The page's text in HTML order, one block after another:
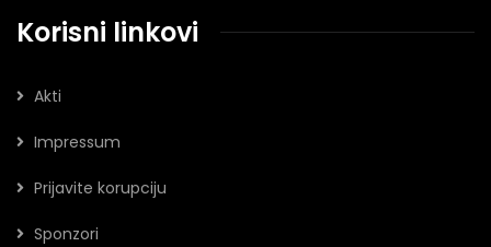
Korisni linkovi
Akti
Impressum
Prijavite korupciju
Sponzori